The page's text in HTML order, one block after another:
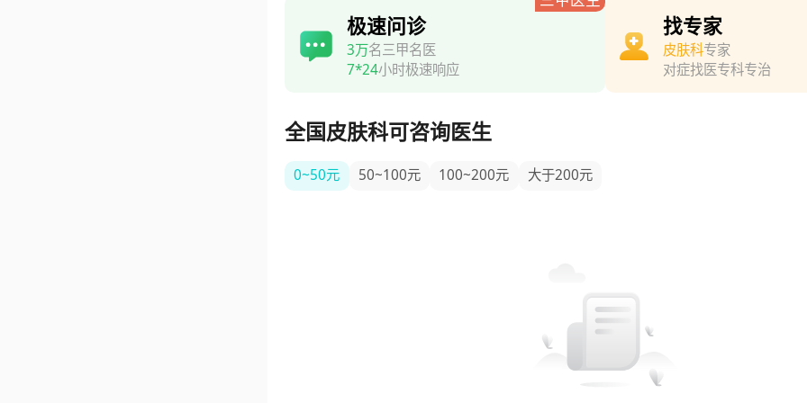
极速问诊
3万名三甲名医
7*24小时极速响应
找专家
皮肤科专家
对症找医专科专治
全国皮肤科可咨询医生
0~50元 50~100元 100~200元 大于200元